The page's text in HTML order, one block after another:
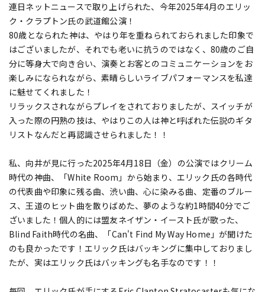
連日ネットニュースで取り上げられた、今年2025年4月のエリッ
ク・クラプトン氏の武道館公演！
80歳となられた神は、やはり年を重ねられておられました印象で
はございましたが、それでも老いに抗うのではなく、80歳のご自
分に等身大で向き合い、演奏とお客とのコミュニケーションをお
楽しみになられながら、素晴らしいライブパフォーマンスを私達
に魅せてくれました！
リラックスされながらプレイをされておりましたが、スイッチが
入った際の円熟の技は、やはりこの人は神と呼ばれた伝説のギタ
リストなんだと再認識させられました！！
私、向井が見に行った2025年4月18日（金）の公演ではクリーム
時代の神曲、「White Room」から始まり、エリック氏の各時代
の代表曲や印象に残る曲、渋い曲、心に染みる曲、定番のブルー
ス、王道のヒット曲を散りばめた、夢のような約1時間40分でご
ざいました！個人的には盟友ネイザン・イースト氏が歌った、
Blind Faith時代の名曲、「Can't Find My Way Home」が聞けた
のも良かったです！エリック氏はバッキングに集中しておりまし
たが、実はエリック氏はバッキングも名手なのです！！